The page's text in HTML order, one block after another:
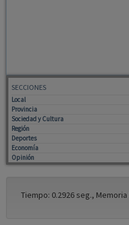
SECCIONES
Local
Provincia
Sociedad y Cultura
Región
Deportes
Economía
Opinión
Tiempo: 0.2926 seg., Memoria